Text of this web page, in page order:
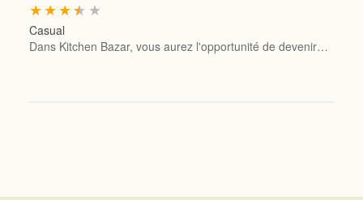
★
★
★
★
★
Casual
Dans Kitchen Bazar, vous aurez l'opportunité de devenir…